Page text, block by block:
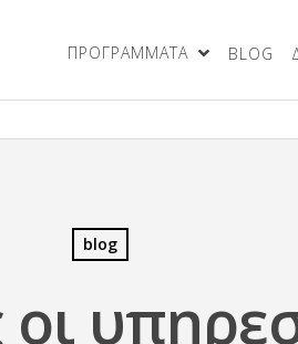
ΠΡΟΓΡΑΜΜΑΤΑ BLOG
blog